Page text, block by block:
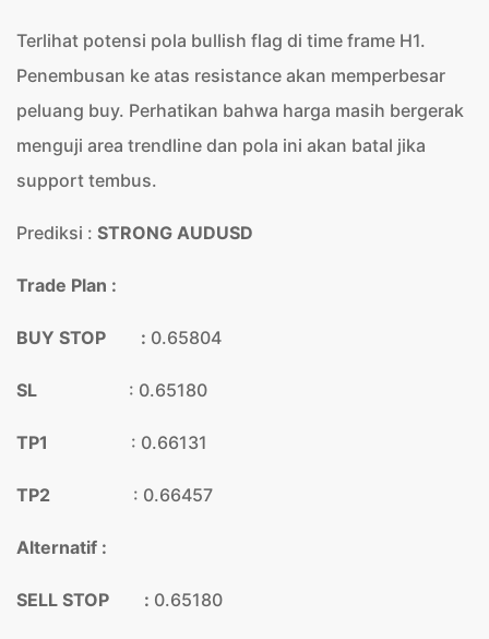
Terlihat potensi pola bullish flag di time frame H1.
Penembusan ke atas resistance akan memperbesar
peluang buy. Perhatikan bahwa harga masih bergerak
menguji area trendline dan pola ini akan batal jika
support tembus.
Prediksi : STRONG AUDUSD
Trade Plan :
BUY STOP : 0.65804
SL : 0.65180
TP1 : 0.66131
TP2 : 0.66457
Alternatif :
SELL STOP : 0.65180